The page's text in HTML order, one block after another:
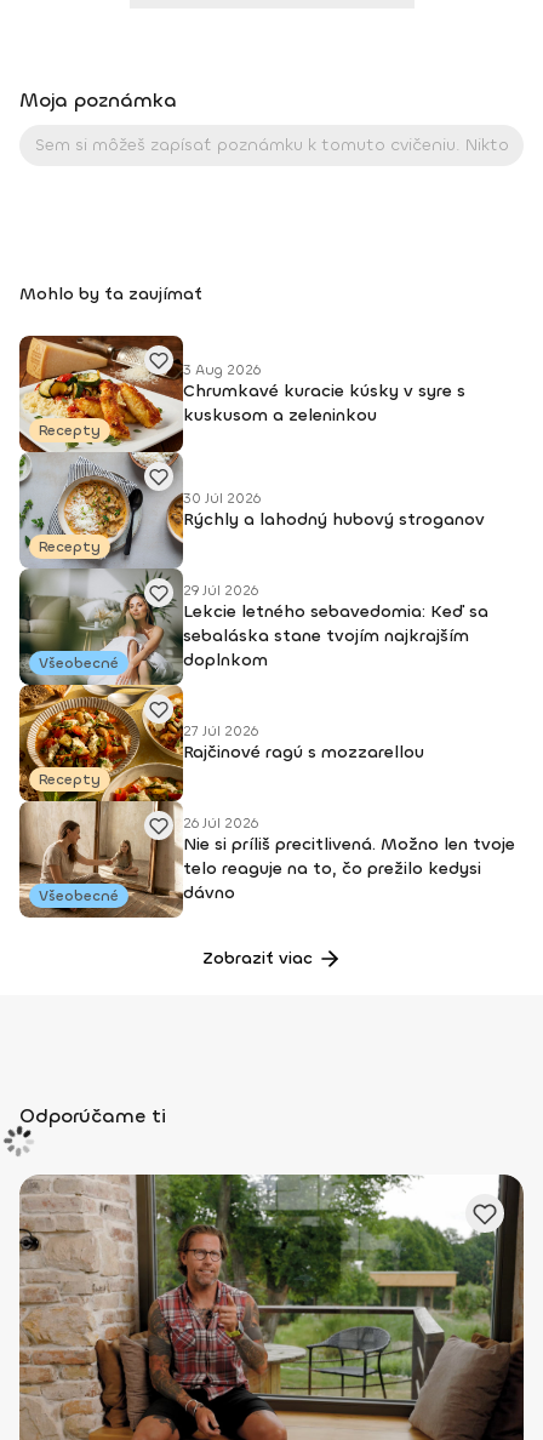
Moja poznámka
Mohlo by ťa zaujímať
Recepty
3 Aug 2026
Chrumkavé kuracie kúsky v syre s
kuskusom a zeleninkou
Recepty
30 Júl 2026
Rýchly a lahodný hubový stroganov
Všeobecné
29 Júl 2026
Lekcie letného sebavedomia: Keď sa
sebaláska stane tvojím najkrajším
doplnkom
Recepty
27 Júl 2026
Rajčinové ragú s mozzarellou
Všeobecné
26 Júl 2026
Nie si príliš precitlivená. Možno len tvoje
telo reaguje na to, čo prežilo kedysi
dávno
Zobraziť viac
Odporúčame ti